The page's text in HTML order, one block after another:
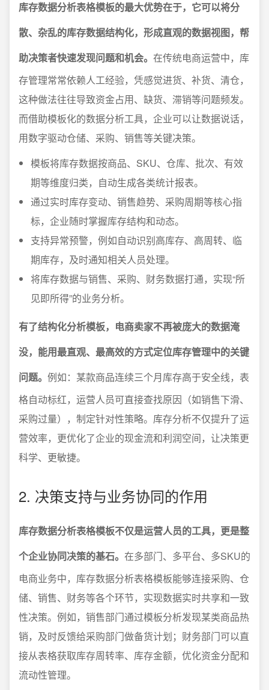
库存数据分析表格模板的最大优势在于，它可以将分
散、杂乱的库存数据结构化，形成直观的数据视图，帮
助决策者快速发现问题和机会。 在传统电商运营中，库
存管理常常依赖人工经验，凭感觉进货、补货、清仓，
这种做法往往导致资金占用、缺货、滞销等问题频发。
而借助模板化的数据分析工具，企业可以让数据说话，
用数字驱动仓储、采购、销售等关键决策。
模板将库存数据按商品、SKU、仓库、批次、有效
期等维度归类，自动生成各类统计报表。
通过实时库存变动、销售趋势、采购周期等核心指
标，企业随时掌握库存结构和动态。
支持异常预警，例如自动识别高库存、高周转、临
期库存，及时通知相关人员处理。
将库存数据与销售、采购、财务数据打通，实现“所
见即所得”的业务分析。
有了结构化分析模板，电商卖家不再被庞大的数据淹
没，能用最直观、最高效的方式定位库存管理中的关键
问题。 例如：某款商品连续三个月库存高于安全线，表
格自动标红，运营人员可直接查找原因（如销售下滑、
采购过量），制定针对性策略。库存分析不仅提升了运
营效率，更优化了企业的现金流和利润空间，让决策更
科学、更敏捷。
2. 决策支持与业务协同的作用
库存数据分析表格模板不仅是运营人员的工具，更是整
个企业协同决策的基石。 在多部门、多平台、多SKU的
电商业务中，库存数据分析表格模板能够连接采购、仓
储、销售、财务等各个环节，实现数据实时共享和一致
性决策。例如，销售部门通过模板分析发现某类商品热
销，及时反馈给采购部门做备货计划；财务部门可以直
接从表格获取库存周转率、库存金额，优化资金分配和
流动性管理。